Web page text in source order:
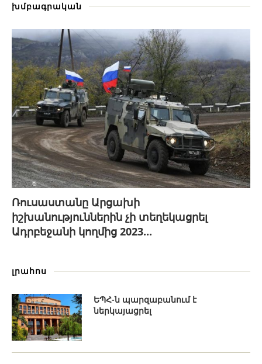
խմբագրական
Ռուսաստանը Արցախի
իշխանություններին չի տեղեկացրել
Ադրբեջանի կողմից 2023...
լրահոս
ԵՊՀ-ն պարզաբանում է
ներկայացրել